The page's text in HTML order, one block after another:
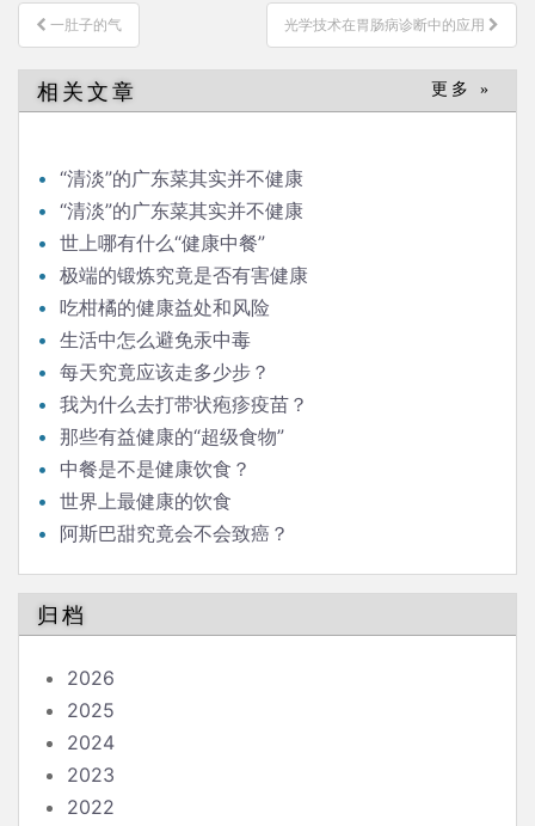
文
章
导
航
一肚子的气 光学技术在胃肠病诊断中的应用
相关文章 更多 »
“清淡”的广东菜其实并不健康
“清淡”的广东菜其实并不健康
世上哪有什么“健康中餐”
极端的锻炼究竟是否有害健康
吃柑橘的健康益处和风险
生活中怎么避免汞中毒
每天究竟应该走多少步？
我为什么去打带状疱疹疫苗？
那些有益健康的“超级食物”
中餐是不是健康饮食？
世界上最健康的饮食
阿斯巴甜究竟会不会致癌？
归档
2026
2025
2024
2023
2022